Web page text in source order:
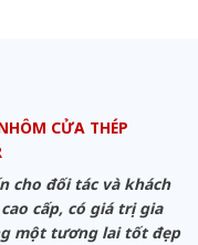
CỬA THÉP
cho đối tác và khách
cấp, có giá trị gia
một tương lai tốt đẹp